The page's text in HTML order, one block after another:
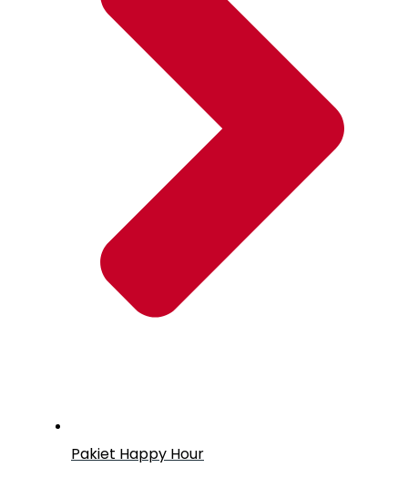
Pakiet Happy Hour